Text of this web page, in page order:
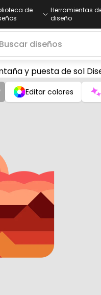
de
Herramientas
diseño
y puesta de sol
Editar colores